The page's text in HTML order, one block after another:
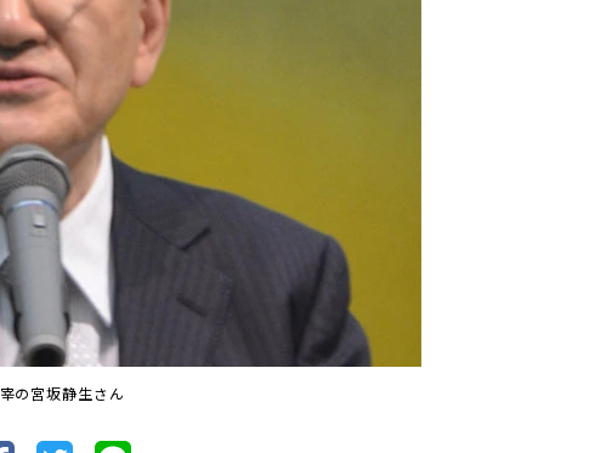
の宮坂静生さん